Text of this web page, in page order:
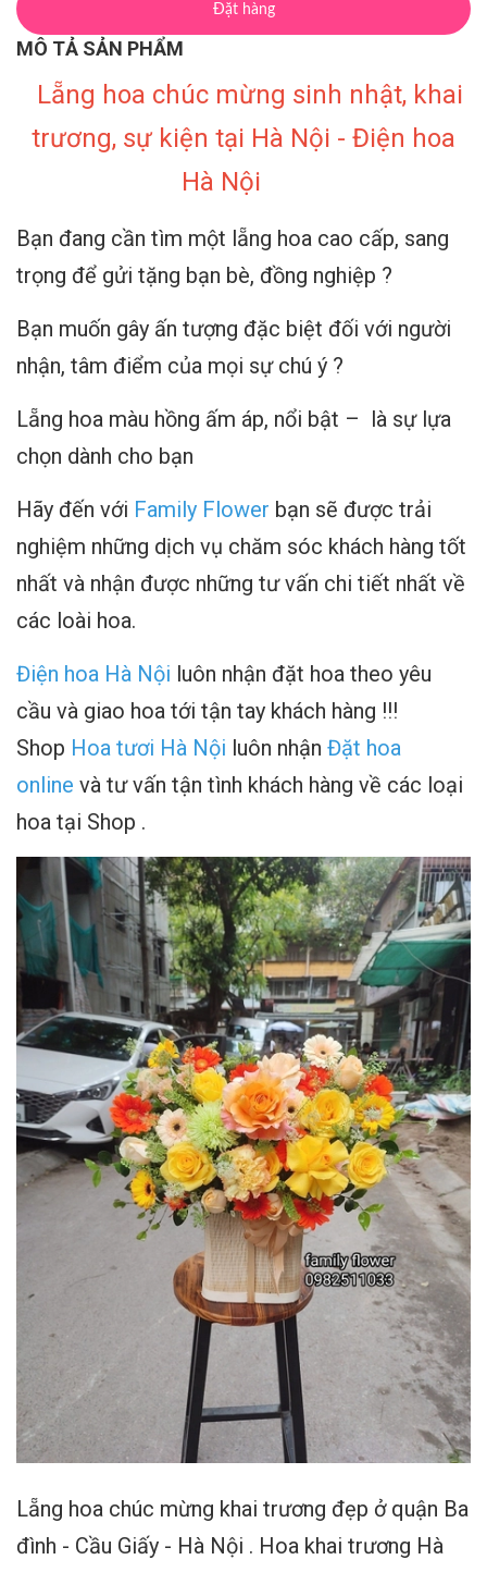
Đặt hàng
MÔ TẢ SẢN PHẨM
Lẵng hoa chúc mừng sinh nhật, khai
trương, sự kiện tại Hà Nội - Điện hoa
Hà Nội
Bạn đang cần tìm một lẵng hoa cao cấp, sang
trọng để gửi tặng bạn bè, đồng nghiệp ?
Bạn muốn gây ấn tượng đặc biệt đối với người
nhận, tâm điểm của mọi sự chú ý ?
Lẵng hoa màu hồng ấm áp, nổi bật – là sự lựa
chọn dành cho bạn
Hãy đến với Family Flower bạn sẽ được trải
nghiệm những dịch vụ chăm sóc khách hàng tốt
nhất và nhận được những tư vấn chi tiết nhất về
các loài hoa.
Điện hoa Hà Nội luôn nhận đặt hoa theo yêu
cầu và giao hoa tới tận tay khách hàng !!!
Shop Hoa tươi Hà Nội luôn nhận Đặt hoa
online và tư vấn tận tình khách hàng về các loại
hoa tại Shop .
Lẵng hoa chúc mừng khai trương đẹp ở quận Ba
đình - Cầu Giấy - Hà Nội . Hoa khai trương Hà